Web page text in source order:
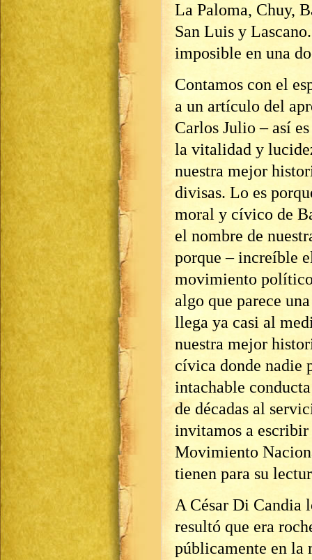
La Paloma, Chuy,
San Luis y
imposible en una
Contamos con el
a un artículo del
Carlos Julio – así
la vitalidad y
nuestra mejor
divisas. Lo es
moral y cívico de
el nombre de
porque – increíble
movimiento
algo que parece
llega ya casi al
nuestra mejor
cívica donde nadie
intachable
de décadas al
invitamos a escribir
Movimiento
tienen para su
A César Di Candia
resultó que era
públicamente en la